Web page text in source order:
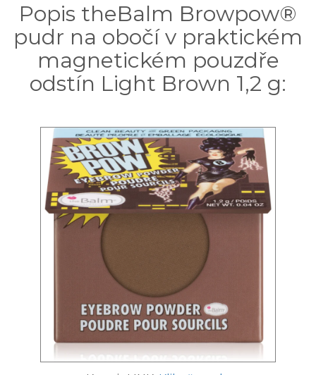
Popis theBalm Browpow®
pudr na obočí v praktickém
magnetickém pouzdře
odstín Light Brown 1,2 g: